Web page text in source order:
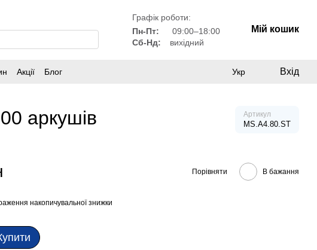
Графік роботи:
Пн-Пт:
09:00–18:00
Сб-Нд:
вихідний
Мій кошик
Акції
Блог
Укр Вхід
аркушів Артикул
MS.A4.80.ST
Порівняти В бажання
накопичувальної знижки